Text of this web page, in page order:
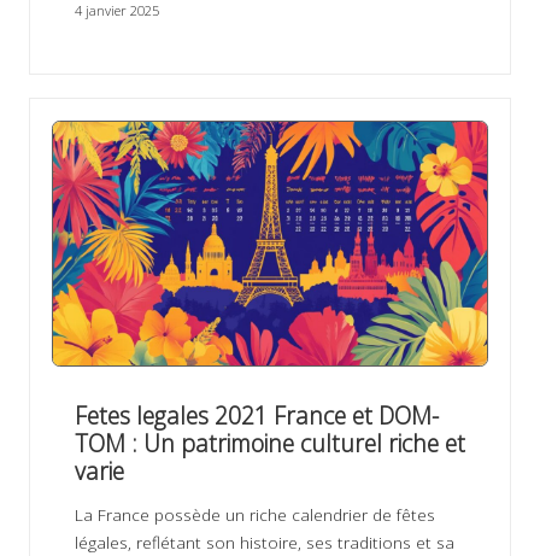
4 janvier 2025
Fetes legales 2021 France et DOM-
TOM : Un patrimoine culturel riche et
varie
La France possède un riche calendrier de fêtes
légales, reflétant son histoire, ses traditions et sa